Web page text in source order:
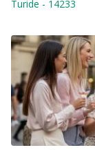
Turide - 14233